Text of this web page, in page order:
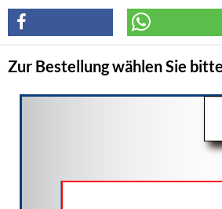
Zur Bestellung wählen Sie